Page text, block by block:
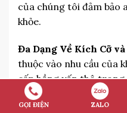
của chúng tôi đảm bảo
khỏe.
Đa Dạng Về Kích Cỡ
thuộc vào nhu cầu của
cấp hồng yến thô
khác nhau, đảm bảo
mong muốn.
GỌI ĐIỆN ZALO